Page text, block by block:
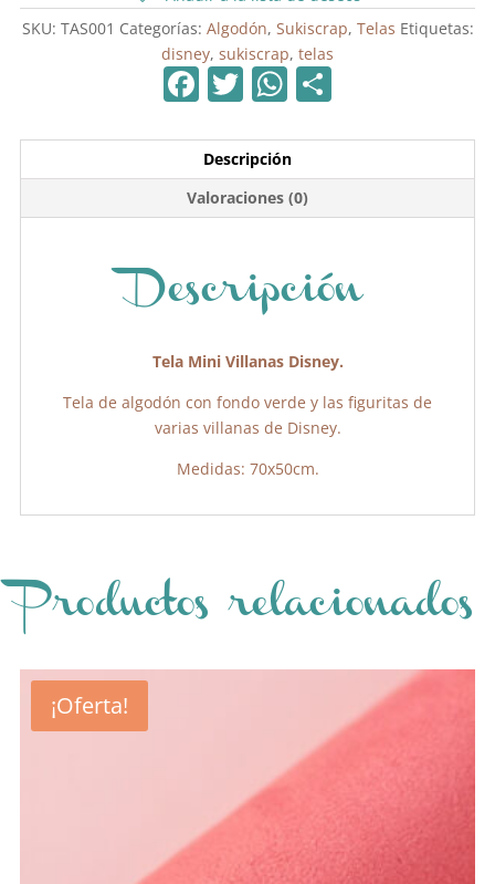
SKU: TAS001 Categorías: Algodón, Sukiscrap, Telas Etiquetas:
disney, sukiscrap, telas
F
c
e
b
o
T
itt
er
W
at
s
A
p
m
p
ar
tir
Descripción
Valoraciones (0)
Descripción
Tela Mini Villanas Disney.
Tela de algodón con fondo verde y las figuritas de
varias villanas de Disney.
Medidas: 70x50cm.
Productos relacionados
¡Oferta!